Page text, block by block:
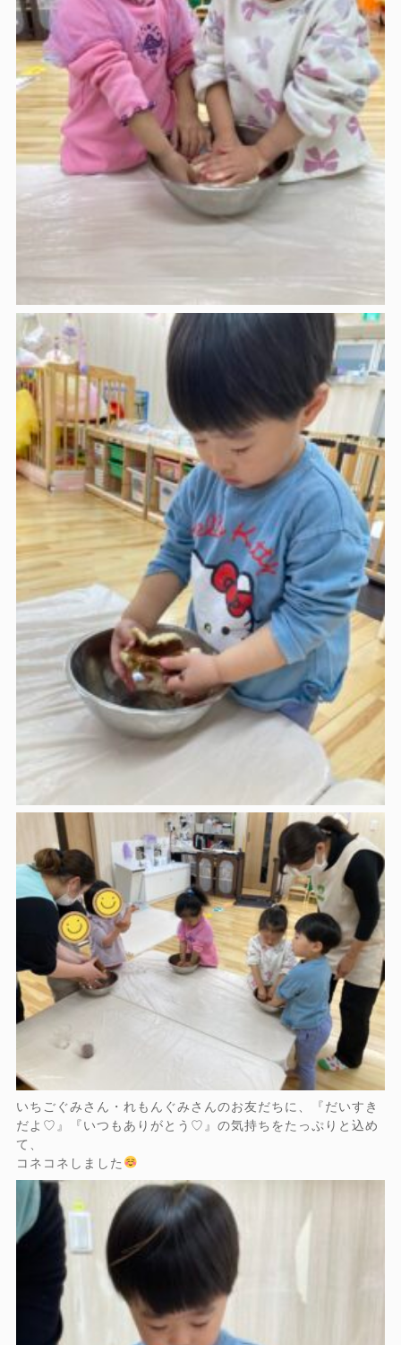
いちごぐみさん・れもんぐみさんのお友だちに、『だいすき
だよ♡』『いつもありがとう♡』の気持ちをたっぷりと込め
て、
コネコネしました